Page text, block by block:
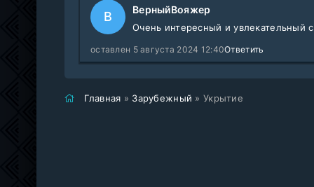
В ВерныйВояжер
Очень интересный и увлекательный
оставлен 5 августа 2024 12:40Ответить
Главная » Зарубежный » Укрытие